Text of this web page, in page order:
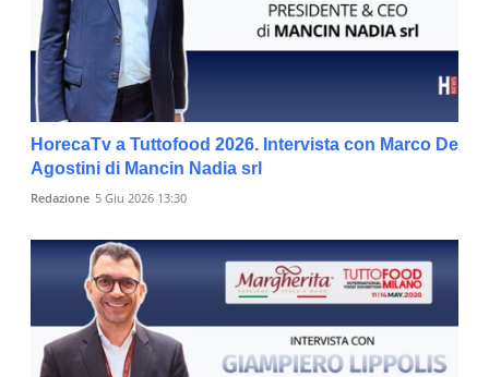
HorecaTv a Tuttofood 2026. Intervista con Marco De
Agostini di Mancin Nadia srl
Redazione 5 Giu 2026 13:30